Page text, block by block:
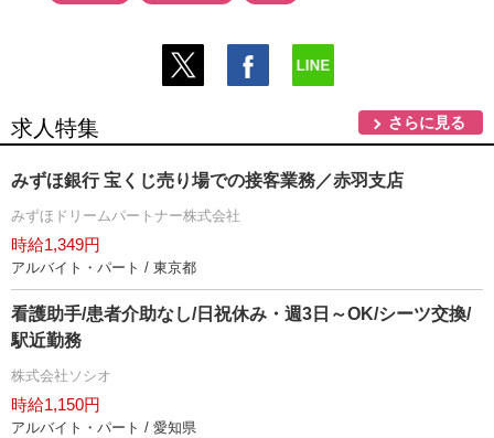
求人特集 さらに見る
みずほ銀行 宝くじ売り場での接客業務／赤羽支店
みずほドリームパートナー株式会社
時給1,349円
アルバイト・パート / 東京都
看護助手/患者介助なし/日祝休み・週3日～OK/シーツ交換/
駅近勤務
株式会社ソシオ
時給1,150円
アルバイト・パート / 愛知県